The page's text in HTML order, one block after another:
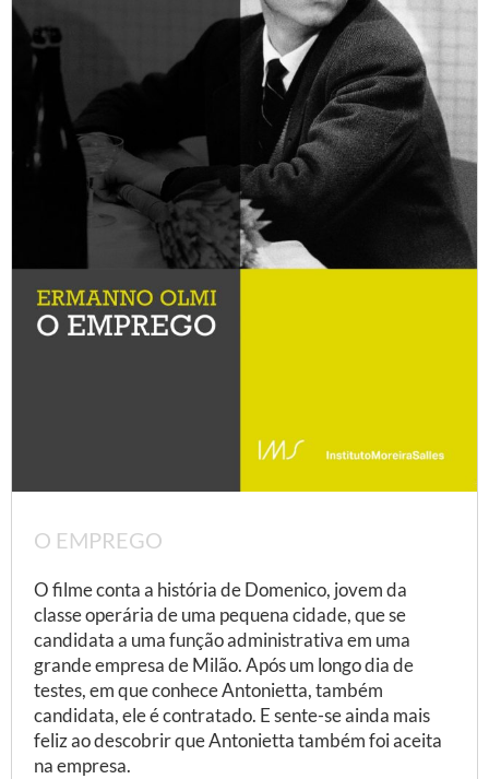
O EMPREGO
O filme conta a história de Domenico, jovem da
classe operária de uma pequena cidade, que se
candidata a uma função administrativa em uma
grande empresa de Milão. Após um longo dia de
testes, em que conhece Antonietta, também
candidata, ele é contratado. E sente-se ainda mais
feliz ao descobrir que Antonietta também foi aceita
na empresa.